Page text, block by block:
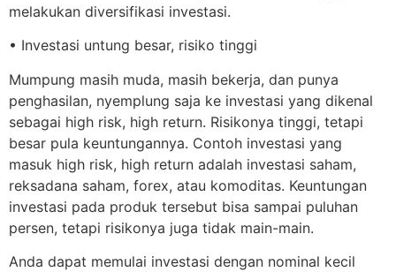
melakukan diversifikasi investasi.
• Investasi untung besar, risiko tinggi
Mumpung masih muda, masih bekerja, dan punya
penghasilan, nyemplung saja ke investasi yang dikenal
sebagai high risk, high return. Risikonya tinggi, tetapi
besar pula keuntungannya. Contoh investasi yang
masuk high risk, high return adalah investasi saham,
reksadana saham, forex, atau komoditas. Keuntungan
investasi pada produk tersebut bisa sampai puluhan
persen, tetapi risikonya juga tidak main-main.
Anda dapat memulai investasi dengan nominal kecil